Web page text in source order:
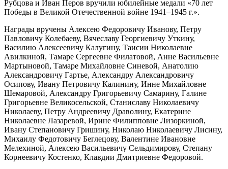
Рубцова и Иван Перов вручили юбилейные медали «70 лет
Победы в Великой Отечественной войне 1941–1945 г.».
Награды вручены Алексею Федоровичу Иванову, Петру
Павловичу Колебаеву, Вячеславу Георгиевичу Уткину,
Василию Алексеевичу Калугину, Таисии Николаевне
Авилкиной, Тамаре Сергеевне Филатовой, Анне Васильевне
Мартыновой, Тамаре Михайловне Синевой, Анатолию
Александровичу Гартье, Александру Александровичу
Осипову, Ивану Петровичу Калинину, Инне Михайловне
Шемаровой, Александру Григорьевичу Самарину, Галине
Григорьевне Великосельской, Станиславу Николаевичу
Николаеву, Петру Андреевичу Драволину, Екатерине
Николаевне Лазаревой, Ирине Филипповне Лизоркиной,
Ивану Степановичу Гришину, Николаю Николаевичу Лисину,
Михаилу Федотовичу Беглецову, Валентине Ивановне
Мелехиной, Алексею Васильевичу Сельдимирову, Степану
Корнеевичу Костенко, Клавдии Дмитриевне Федоровой.